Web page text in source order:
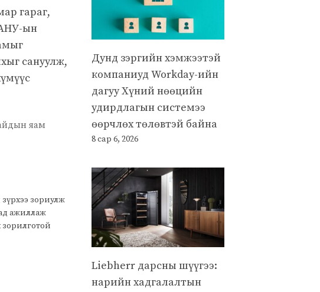
гараг,
АНУ-ын
сануулж,
яам
зориулж
ажиллаж
Дунд зэргийн хэмжээтэй
компаниуд Workday-ийн
дагуу Хүний нөөцийн
удирдлагын системээ
өөрчлөх төлөвтэй байна
8 сар 6, 2026
Liebherr дарсны шүүгээ:
нарийн хадгалалтын